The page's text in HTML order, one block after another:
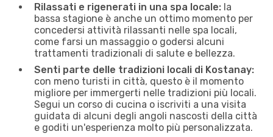
Rilassati e rigenerati in una spa locale: la
bassa stagione è anche un ottimo momento per
concedersi attività rilassanti nelle spa locali,
come farsi un massaggio o godersi alcuni
trattamenti tradizionali di salute e bellezza.
Senti parte delle tradizioni locali di Kostanay:
con meno turisti in città, questo è il momento
migliore per immergerti nelle tradizioni più locali.
Segui un corso di cucina o iscriviti a una visita
guidata di alcuni degli angoli nascosti della città
e goditi un'esperienza molto più personalizzata.